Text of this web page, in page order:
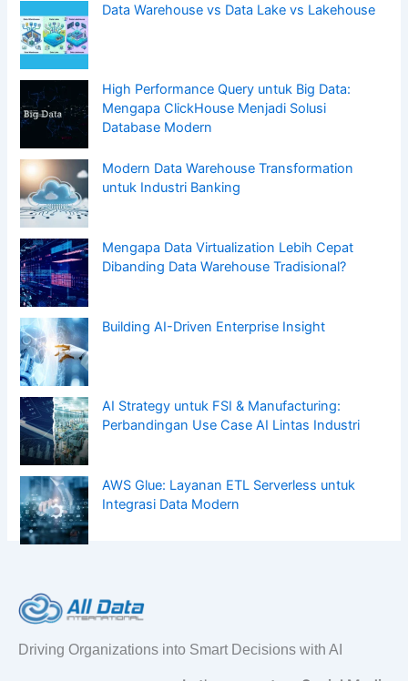
Data Warehouse vs Data Lake vs Lakehouse
High Performance Query untuk Big Data:
Mengapa ClickHouse Menjadi Solusi
Database Modern
Modern Data Warehouse Transformation
untuk Industri Banking
Mengapa Data Virtualization Lebih Cepat
Dibanding Data Warehouse Tradisional?
Building AI-Driven Enterprise Insight
AI Strategy untuk FSI & Manufacturing:
Perbandingan Use Case AI Lintas Industri
AWS Glue: Layanan ETL Serverless untuk
Integrasi Data Modern
Driving Organizations into Smart Decisions with AI